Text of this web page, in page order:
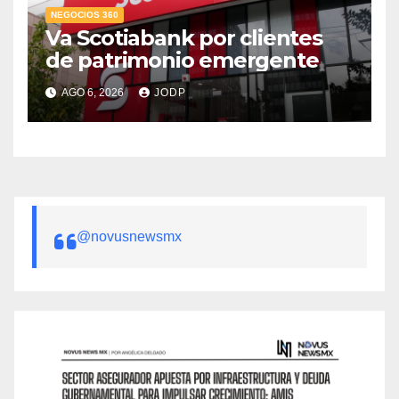
NEGOCIOS 360
Va Scotiabank por clientes
de patrimonio emergente
AGO 6, 2026 JODP
@novusnewsmx